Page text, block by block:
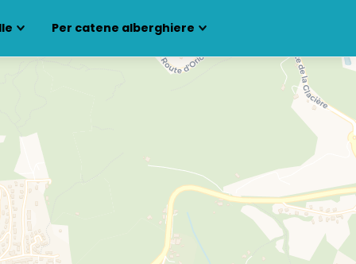
Per catene alberghiere